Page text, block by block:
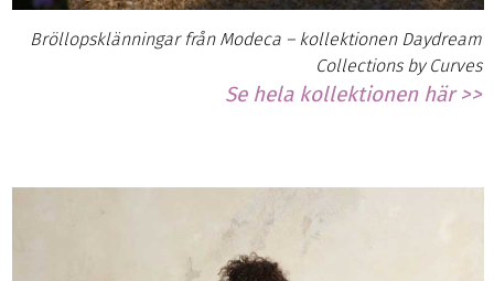
Bröllopsklänningar från Modeca – kollektionen Daydream
Collections by Curves
Se hela kollektionen här >>